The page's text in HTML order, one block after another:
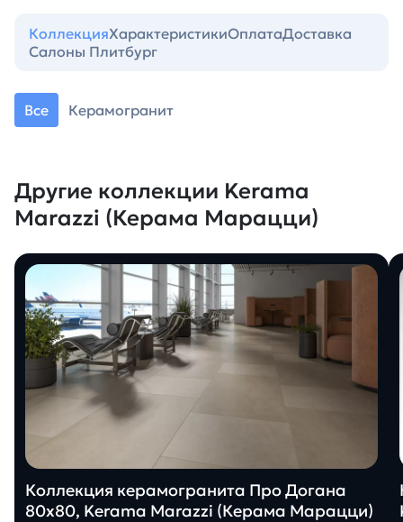
КоллекцияХарактеристикиОплатаДоставка
Салоны Плитбург
Все Керамогранит
Другие коллекции Kerama
Marazzi (Керама Марацци)
Коллекция керамогранита Про Догана
80х80, Kerama Marazzi (Керама Марацци)